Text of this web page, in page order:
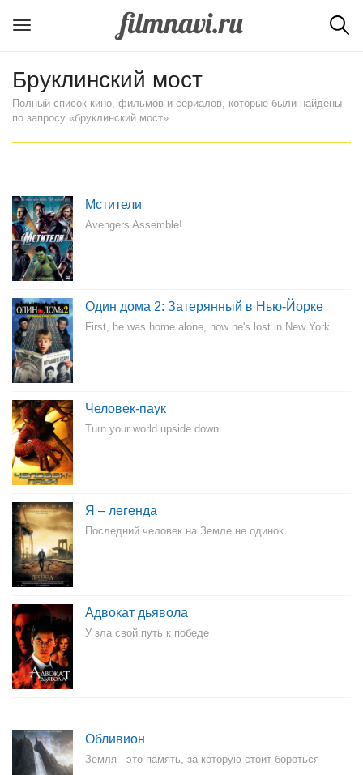
Бруклинский мост
Полный список кино, фильмов и сериалов, которые были найдены
по запросу «бруклинский мост»
Мстители
Avengers Assemble!
Один дома 2: Затерянный в Нью-Йорке
First, he was home alone, now he's lost in New York
Человек-паук
Turn your world upside down
Я – легенда
Последний человек на Земле не одинок
Адвокат дьявола
У зла свой путь к победе
Обливион
Земля - это память, за которую стоит бороться